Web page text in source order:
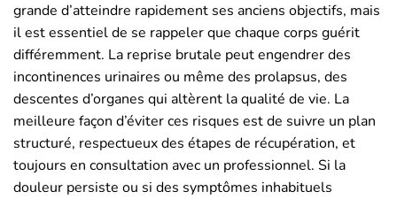
grande d’atteindre rapidement ses anciens objectifs, mais
il est essentiel de se rappeler que chaque corps guérit
différemment. La reprise brutale peut engendrer des
incontinences urinaires ou même des prolapsus, des
descentes d’organes qui altèrent la qualité de vie. La
meilleure façon d’éviter ces risques est de suivre un plan
structuré, respectueux des étapes de récupération, et
toujours en consultation avec un professionnel. Si la
douleur persiste ou si des symptômes inhabituels